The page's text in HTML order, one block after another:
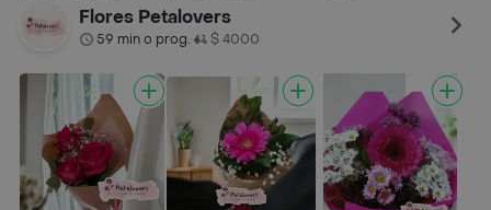
Flores Petalovers
59 min o prog.• $ 4000